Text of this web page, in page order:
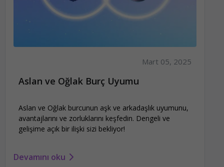
Mart 05, 2025
Aslan ve Oğlak Burç Uyumu
Aslan ve Oğlak burcunun aşk ve arkadaşlık uyumunu,
avantajlarını ve zorluklarını keşfedin. Dengeli ve
gelişime açık bir ilişki sizi bekliyor!
Devamını oku